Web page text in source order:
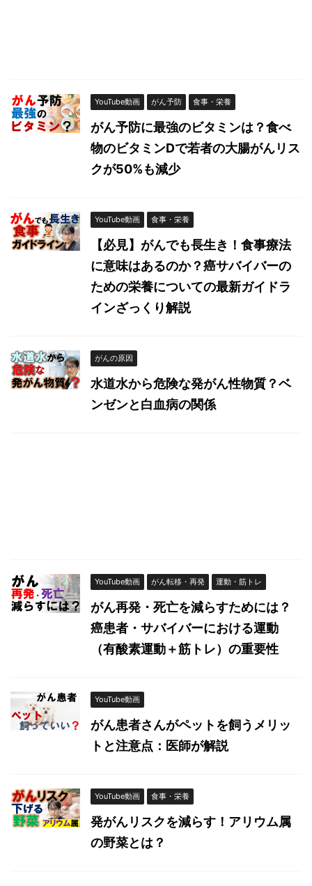
YouTube動画 がん予防 食事・栄養
がん予防に最強のビタミンは？食べ
物のビタミンDで若者の大腸がんリス
クが50%も減少
YouTube動画 食事・栄養
【必見】がんでも長生き！食事療法
に意味はあるのか？癌サバイバーの
ための栄養についての最新ガイドラ
インざっくり解説
がんの原因
水道水から危険な発がん性物質？ベ
ンゼンと白血病の関係
YouTube動画 がん転移・再発 運動・筋トレ
がん再発・死亡を減らすためには？
癌患者・サバイバーにおける運動
（有酸素運動＋筋トレ）の重要性
YouTube動画
がん患者さんがペットを飼うメリッ
トと注意点：医師が解説
YouTube動画 食事・栄養
発がんリスクを減らす！アリウム属
の野菜とは？